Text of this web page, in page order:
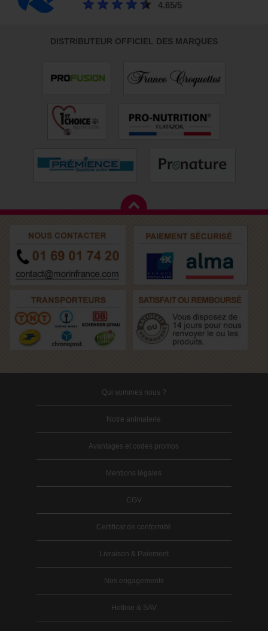
4.65/5
DISTRIBUTEUR OFFICIEL DES MARQUES
Qui sommes nous ?
Notre animalerie
Avantages et codes promos
Mentions légales
CGV
Certificat de conformité
Livraison & Paiement
Nos engagements
Hotline & SAV